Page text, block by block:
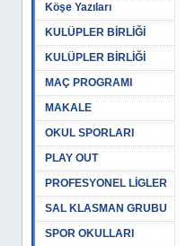
Köşe Yazıları
KULÜPLER BİRLİĞİ
KULÜPLER BİRLİĞİ
MAÇ PROGRAMI
MAKALE
OKUL SPORLARI
PLAY OUT
PROFESYONEL LİGLER
SAL KLASMAN GRUBU
SPOR OKULLARI